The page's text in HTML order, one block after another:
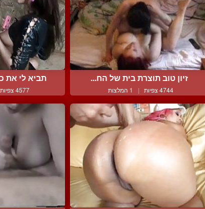
זיון טוב תוצרת בית של הח...
4744 צפיות | 1 המלצות
תביא לי את
4577 צפיות